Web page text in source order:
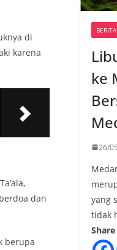
di
karena
dan
berupa
ke
26/
yang
tidak
Share